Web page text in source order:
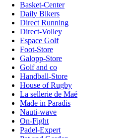
Basket-Center
Daily Bikers
Direct Running
Direct-Volley
Espace Golf
Foot-Store
Galopp-Store
Golf and co
Handball-Store
House of Rugby
La sellerie de Maé
Made in Paradis
Nauti-wave
On-Fight
Padel-Expert